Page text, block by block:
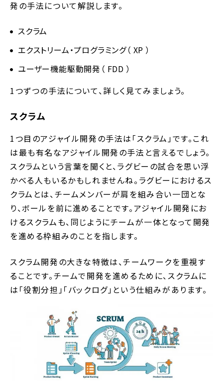
発の手法について解説します。
スクラム
エクストリーム・プログラミング（ XP ）
ユーザー機能駆動開発（ FDD ）
1つずつの手法について、詳しく見てみましょう。
スクラム
1つ目のアジャイル開発の手法は「スクラム」です。これ
は最も有名なアジャイル開発の手法と言えるでしょう。
スクラムという言葉を聞くと、ラグビーの試合を思い浮
かべる人もいるかもしれませんね。ラグビーにおけるス
クラムとは、チームメンバーが肩を組み合い一団とな
り、ボールを前に進めることです。アジャイル開発にお
けるスクラムも、同じようにチームが一体となって開発
を進める枠組みのことを指します。
スクラム開発の大きな特徴は、チームワークを重視す
ることです。チームで開発を進めるために、スクラムに
は「役割分担」「バックログ」という仕組みがあります。